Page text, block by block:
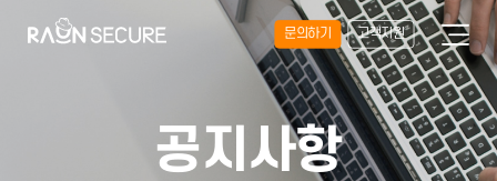
문의하기 고객지원
공지사항